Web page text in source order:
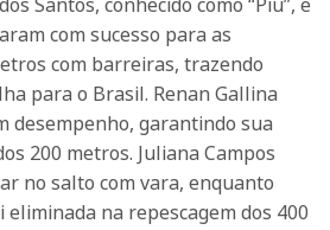
com sucesso para as
com barreiras, trazendo
para o Brasil. Renan Gallina
desempenho, garantindo sua
200 metros. Juliana Campos
no salto com vara, enquanto
eliminada na repescagem dos 400